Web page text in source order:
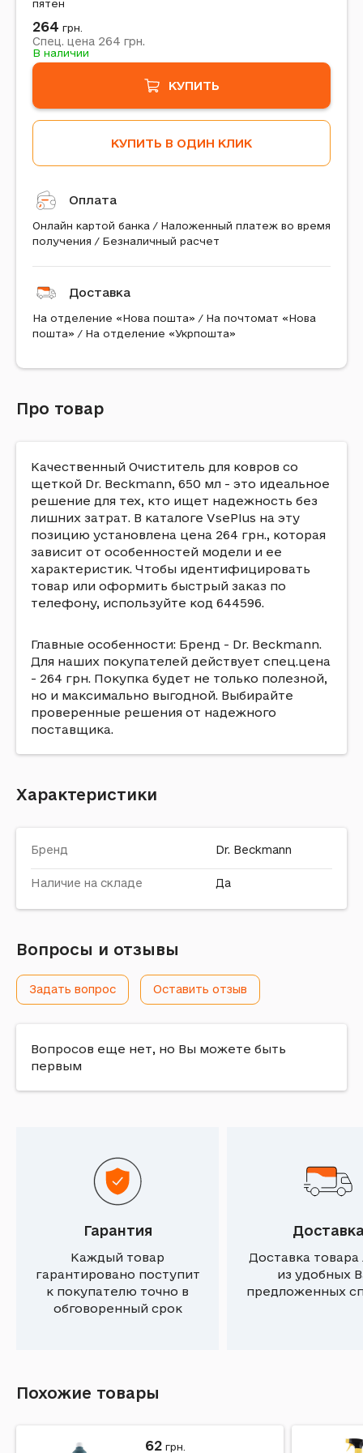
пятен
264 грн.
Спец. цена 264 грн.
В наличии
КУПИТЬ
КУПИТЬ В ОДИН КЛИК
Оплата
Онлайн картой банка / Наложенный платеж во время
получения / Безналичный расчет
Доставка
На отделение «Нова пошта» / На почтомат «Нова
пошта» / На отделение «Укрпошта»
Про товар
Качественный Очиститель для ковров со
щеткой Dr. Beckmann, 650 мл - это идеальное
решение для тех, кто ищет надежность без
лишних затрат. В каталоге VsePlus на эту
позицию установлена цена 264 грн., которая
зависит от особенностей модели и ее
характеристик. Чтобы идентифицировать
товар или оформить быстрый заказ по
телефону, используйте код 644596.
Главные особенности: Бренд - Dr. Beckmann.
Для наших покупателей действует спец.цена
- 264 грн. Покупка будет не только полезной,
но и максимально выгодной. Выбирайте
проверенные решения от надежного
поставщика.
Характеристики
Бренд Dr. Beckmann
Наличие на складе Да
Вопросы и отзывы
Задать вопрос Оставить отзыв
Вопросов еще нет, но Вы можете быть
первым
Гарантия
Каждый товар
гарантировано поступит
к покупателю точно в
обговоренный срок
Доставка
из удобных
предложенных
Похожие товары
62 грн.